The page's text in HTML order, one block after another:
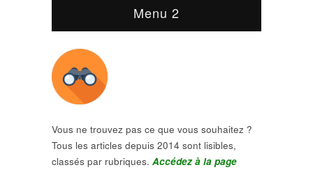
Menu 2
Vous ne trouvez pas ce que vous souhaitez ?
Tous les articles depuis 2014 sont lisibles,
classés par rubriques. Accédez à la page